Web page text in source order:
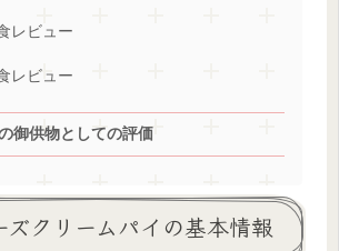
レビュー
レビュー
御供物としての評価
ズクリームパイの基本情報